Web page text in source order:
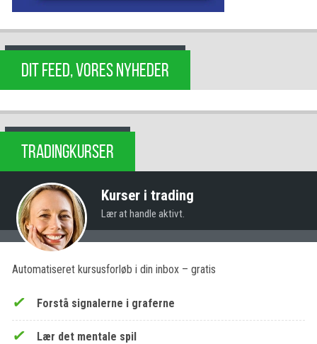
DIT FEED, VORES NYHEDER
TRADINGKURSER
Kurser i trading
Lær at handle aktivt.
Automatiseret kursusforløb i din inbox – gratis
Forstå signalerne i graferne
Lær det mentale spil